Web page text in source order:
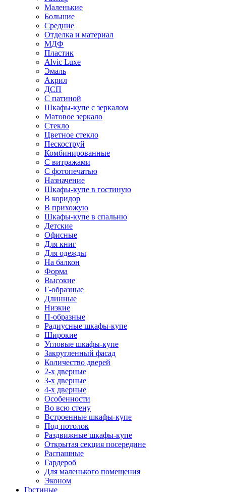
Маленькие
Большие
Средние
Отделка и материал
МДФ
Пластик
Alvic Luxe
Эмаль
Акрил
ДСП
С патиной
Шкафы-купе с зеркалом
Матовое зеркало
Стекло
Цветное стекло
Пескоструй
Комбинированные
С витражами
С фотопечатью
Назначение
Шкафы-купе в гостиную
В коридор
В прихожую
Шкафы-купе в спальню
Детские
Офисные
Для книг
Для одежды
На балкон
Форма
Высокие
Г-образные
Длинные
Низкие
П-образные
Радиусные шкафы-купе
Широкие
Угловые шкафы-купе
Закругленный фасад
Количество дверей
2-х дверные
3-х дверные
4-х дверные
Особенности
Во всю стену
Встроенные шкафы-купе
Под потолок
Раздвижные шкафы-купе
Открытая секция посередине
Распашные
Гардероб
Для маленького помещения
Эконом
Гостиные